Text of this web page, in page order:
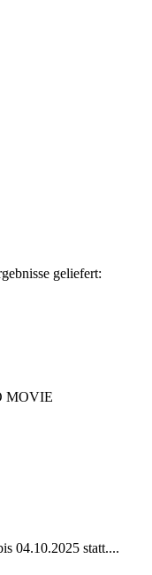
geliefert:
MOVIE
04.10.2025 statt....